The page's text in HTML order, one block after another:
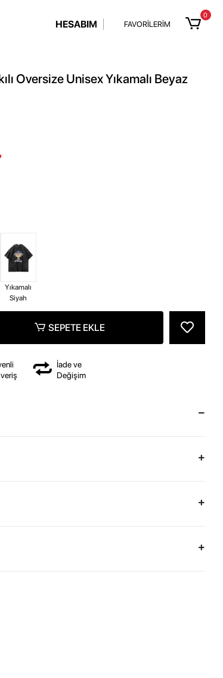
HESABIM FAVORİLERİM
0
Oversize Unisex Yıkamalı Beyaz
Yıkamalı
Siyah
SEPETE EKLE
İade ve
Değişim